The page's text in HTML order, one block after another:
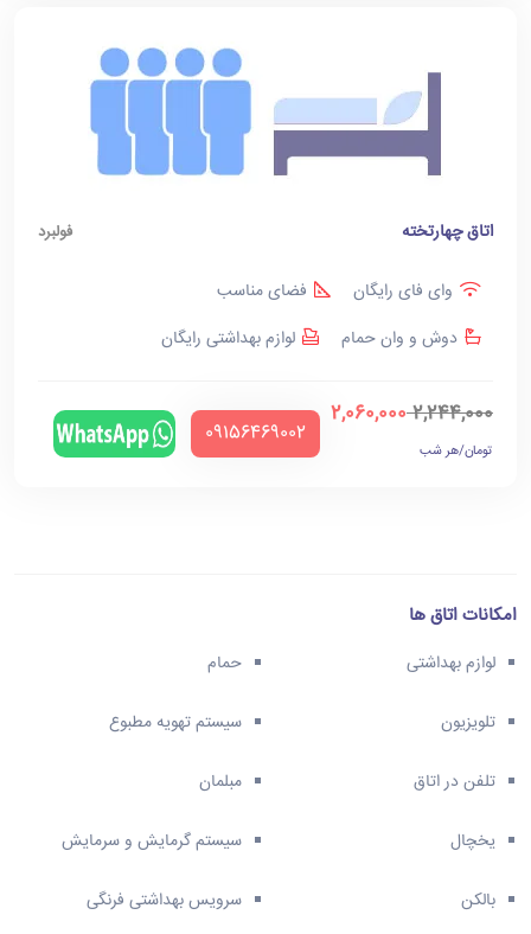
اتاق چهارتخته فولبرد
وای فای رایگان
فضای مناسب
دوش و وان حمام
لوازم بهداشتی رایگان
2,244,000
2,060,000
تومان/هر شب
‪09156469002‬
امکانات اتاق ها
لوازم بهداشتی حمام
تلویزیون سیستم تهویه مطبوع
تلفن در اتاق مبلمان
یخچال سیستم گرمایش و سرمایش
بالکن سرویس بهداشتی فرنگی